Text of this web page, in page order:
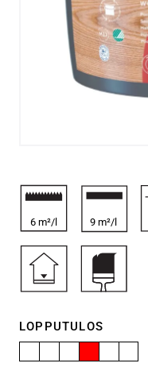
6 m²/l 9 m²/l
LOPPUTULOS